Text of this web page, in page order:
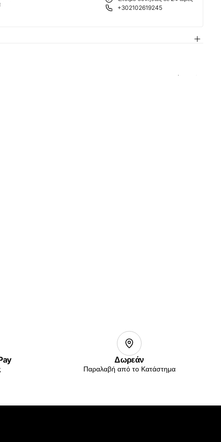
+302102619245
Δωρεάν
Παραλαβή από το Κατάστημα
είναι